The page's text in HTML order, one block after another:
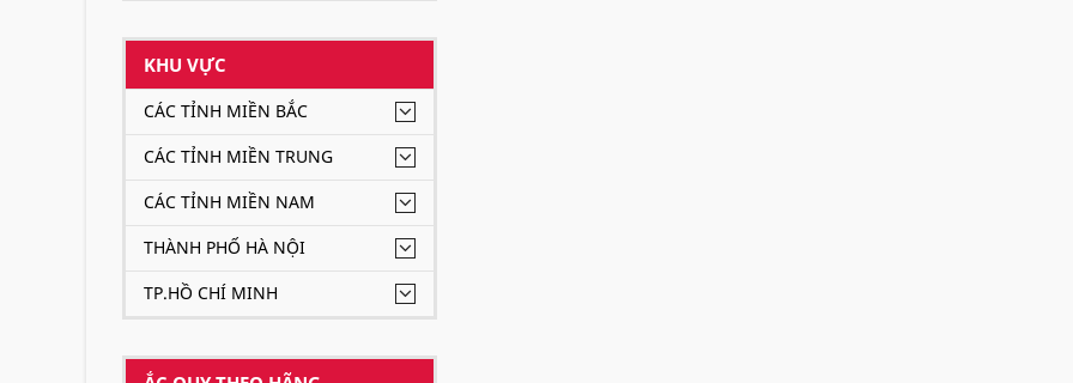
KHU VỰC
CÁC TỈNH MIỀN BẮC
CÁC TỈNH MIỀN TRUNG
CÁC TỈNH MIỀN NAM
THÀNH PHỐ HÀ NỘI
TP.HỒ CHÍ MINH